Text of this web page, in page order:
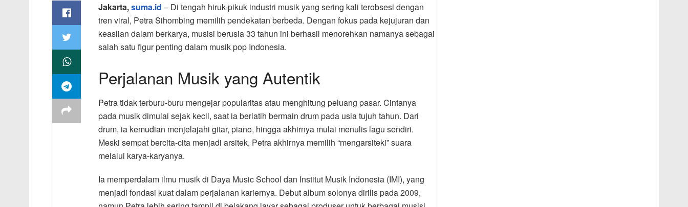
Jakarta,suma.id – Di tengah hiruk-pikuk industri musik yang sering kali terobsesi dengan
tren viral, Petra Sihombing memilih pendekatan berbeda. Dengan fokus pada kejujuran dan
keaslian dalam berkarya, musisi berusia 33 tahun ini berhasil menorehkan namanya sebagai
salah satu figur penting dalam musik pop Indonesia.
Perjalanan Musik yang Autentik
Petra tidak terburu-buru mengejar popularitas atau menghitung peluang pasar. Cintanya
pada musik dimulai sejak kecil, saat ia berlatih bermain drum pada usia tujuh tahun. Dari
drum, ia kemudian menjelajahi gitar, piano, hingga akhirnya mulai menulis lagu sendiri.
Meski sempat bercita-cita menjadi arsitek, Petra akhirnya memilih “mengarsiteki” suara
melalui karya-karyanya.
Ia memperdalam ilmu musik di Daya Music School dan Institut Musik Indonesia (IMI), yang
menjadi fondasi kuat dalam perjalanan kariernya. Debut album solonya dirilis pada 2009,